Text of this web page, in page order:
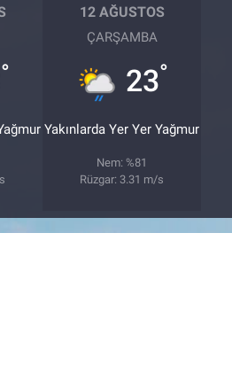
°
12 AĞUSTOS
ÇARŞAMBA
23°
Yakınlarda Yer Yer Yağmur
Nem: %81
Rüzgar: 3.31 m/s